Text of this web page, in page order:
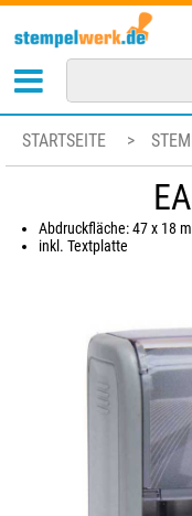
STARTSEITE >
Abdruckfläche: 47 x 18
inkl. Textplatte